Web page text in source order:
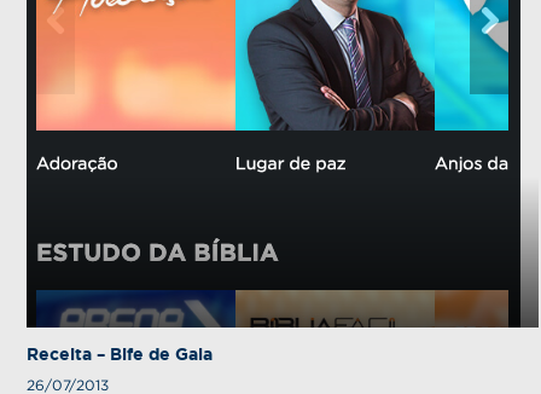
Receita – Bife de Gala
26/07/2013